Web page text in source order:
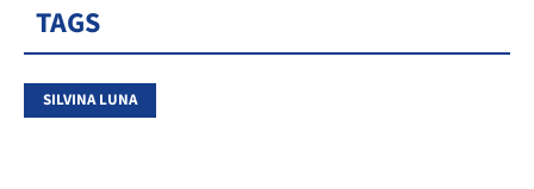
TAGS
SILVINA LUNA